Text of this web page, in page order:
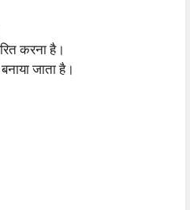
करना है।
जाता है।